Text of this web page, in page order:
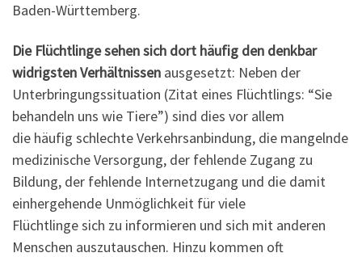
Baden-Württemberg.
Die Flüchtlinge sehen sich dort häufig den denkbar
widrigsten Verhältnissen ausgesetzt: Neben der
Unterbringungssituation (Zitat eines Flüchtlings: “Sie
behandeln uns wie Tiere”) sind dies vor allem
die häufig schlechte Verkehrsanbindung, die mangelnde
medizinische Versorgung, der fehlende Zugang zu
Bildung, der fehlende Internetzugang und die damit
einhergehende Unmöglichkeit für viele
Flüchtlinge sich zu informieren und sich mit anderen
Menschen auszutauschen. Hinzu kommen oft